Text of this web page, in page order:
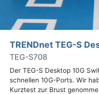
TRENDnet TEG-S
TEG-S708
Der TEG-S Desktop 10G
schnellen 10G-Ports. Wir
Kurztest zur Brust